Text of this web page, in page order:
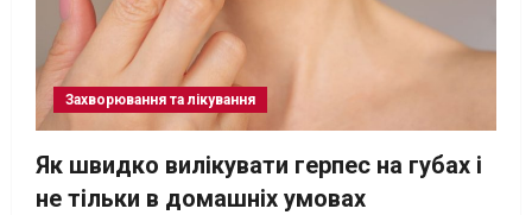
Захворювання та лікування
Як швидко вилікувати герпес на губах і
не тільки в домашніх умовах